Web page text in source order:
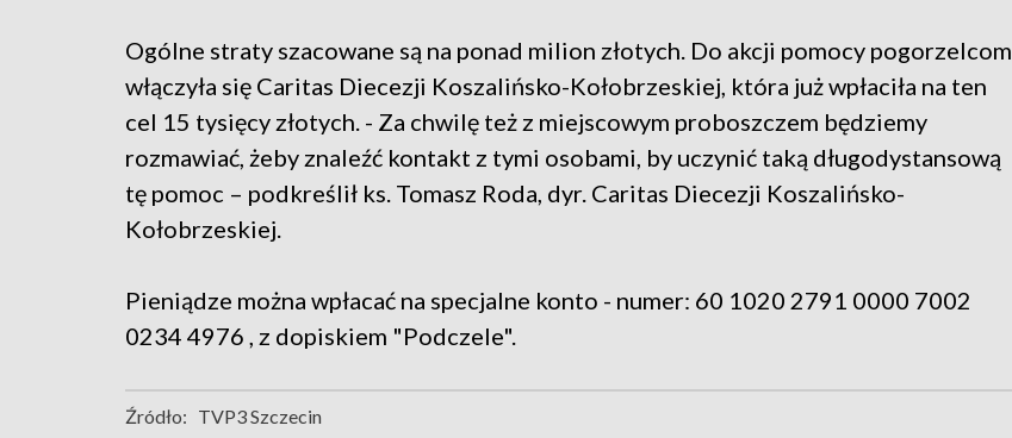
Ogólne straty szacowane są na ponad milion złotych. Do akcji pomocy pogorzelcom
włączyła się Caritas Diecezji Koszalińsko-Kołobrzeskiej, która już wpłaciła na ten
cel 15 tysięcy złotych. - Za chwilę też z miejscowym proboszczem będziemy
rozmawiać, żeby znaleźć kontakt z tymi osobami, by uczynić taką długodystansową
tę pomoc – podkreślił ks. Tomasz Roda, dyr. Caritas Diecezji Koszalińsko-
Kołobrzeskiej.
Pieniądze można wpłacać na specjalne konto - numer: 60 1020 2791 0000 7002
0234 4976 , z dopiskiem "Podczele".
Źródło: TVP3 Szczecin